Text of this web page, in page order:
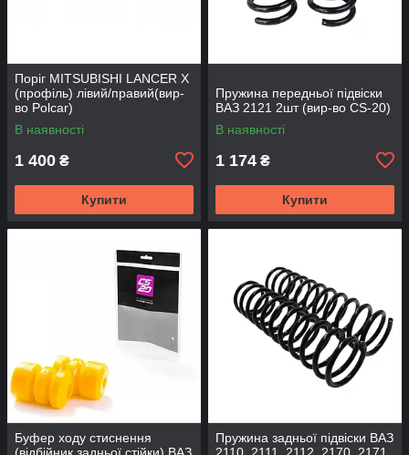
Поріг MITSUBISHI LANCER Х
(профіль) лівий/правий(вир-
во Polcar)
В наявності
1 400 ₴
Купити
Пружина передньої підвіски
ВАЗ 2121 2шт (вир-во CS-20)
В наявності
1 174 ₴
Купити
Буфер ходу стиснення
Пружина задньої підвіски ВАЗ